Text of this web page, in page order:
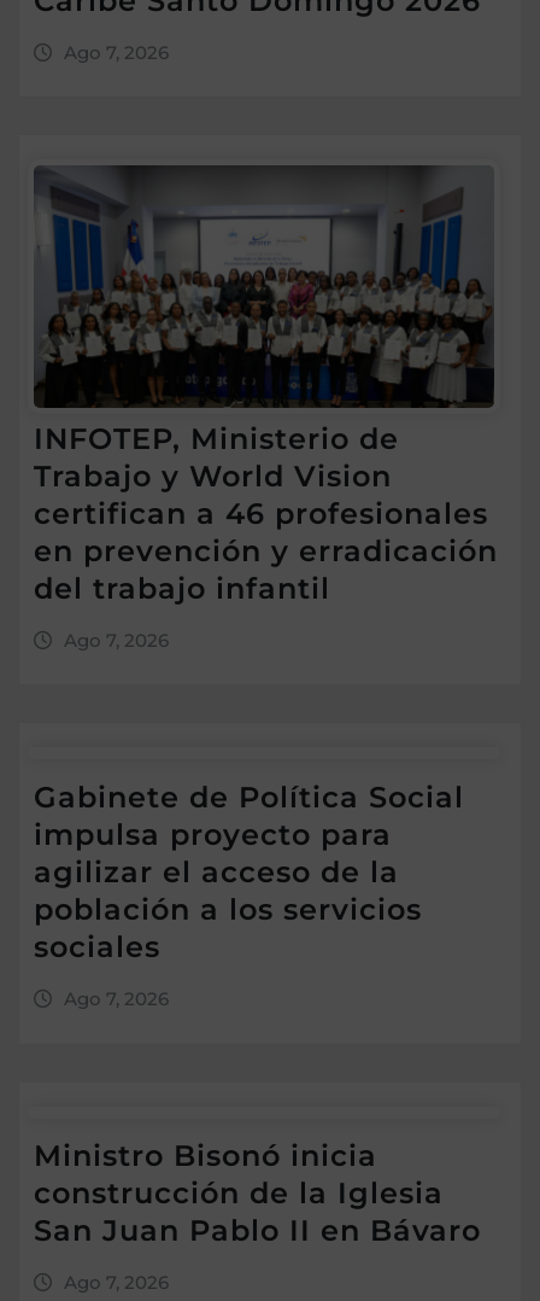
Ago 7, 2026
INFOTEP, Ministerio de
Trabajo y World Vision
certifican a 46 profesionales
en prevención y erradicación
del trabajo infantil
Ago 7, 2026
Gabinete de Política Social
impulsa proyecto para
agilizar el acceso de la
población a los servicios
sociales
Ago 7, 2026
Ministro Bisonó inicia
construcción de la Iglesia
San Juan Pablo II en Bávaro
Ago 7, 2026